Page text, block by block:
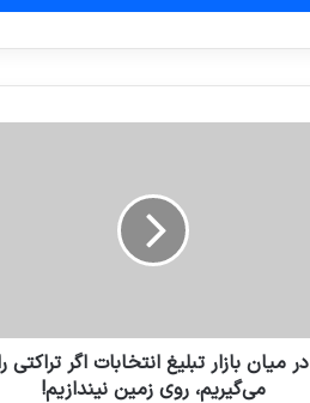
در میان بازار تبلیغ انتخابات اگر تراکتی
می‌گیریم، روی زمین نیندازیم!